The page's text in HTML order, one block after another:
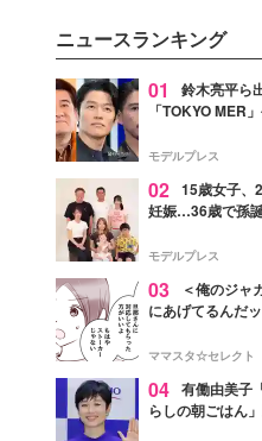
好さんを
ク。猛暑
すヒント
生理の新
ニュースランキング
01
鈴木亮平ら
「TOKYO MER
最大の敬意とエー
モデルプレス
02 15歳女子、
妊娠…36歳で孫
よ！」
モデルプレス
03
＜俺のジャ
にあげてるんだ
ママスタ☆セレクト
04 有働由美子
らしの朝ごはん